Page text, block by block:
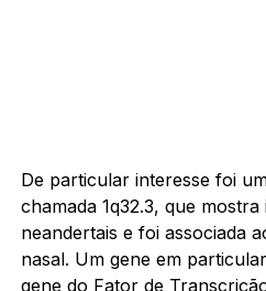
De particular interesse foi
chamada 1q32.3, que
neandertais e foi associada
nasal. Um gene em
gene do Fator de